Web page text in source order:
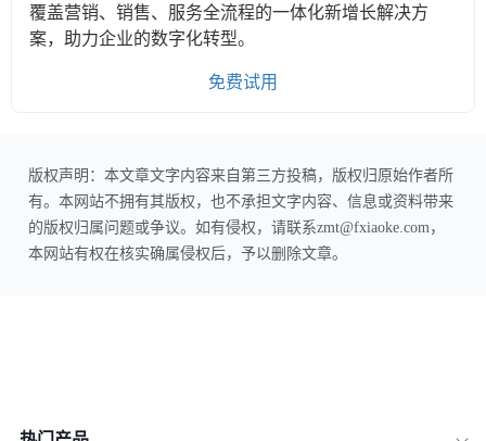
覆盖营销、销售、服务全流程的一体化新增长解决方
案，助力企业的数字化转型。
免费试用
版权声明：本文章文字内容来自第三方投稿，版权归原始作者所
有。本网站不拥有其版权，也不承担文字内容、信息或资料带来
的版权归属问题或争议。如有侵权，请联系zmt@fxiaoke.com，
本网站有权在核实确属侵权后，予以删除文章。